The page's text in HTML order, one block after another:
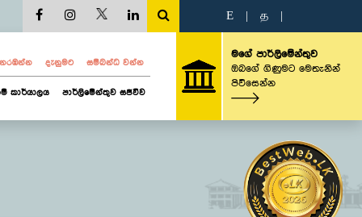
E த
දැනුමට සම්බන්ධ වන්න
කාර්යාලය පාර්ලිමේන්තුව සජීවීව
මගේ පාර්ලිමේන්තුව
ඔබගේ ගිණුමට මෙතැනින්
පිවිසෙන්න